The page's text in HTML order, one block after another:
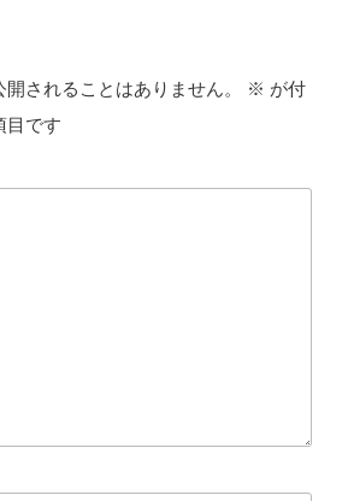
されることはありません。 ※ が付
目です